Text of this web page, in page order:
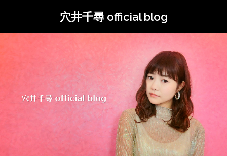
テ
穴井千尋 official blog